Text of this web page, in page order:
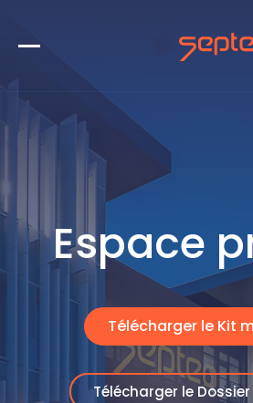
Espace
Télécharger le Kit
Télécharger le